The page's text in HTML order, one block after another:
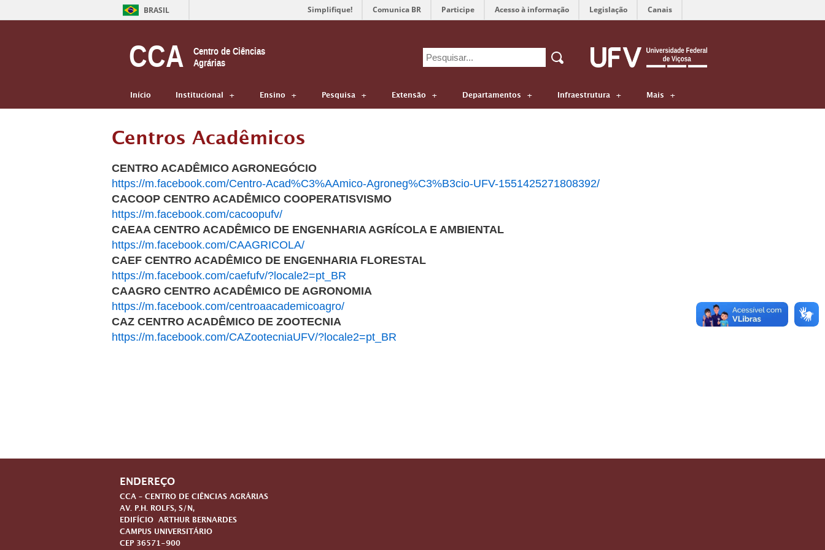
BRASIL Simplifique! Comunica BR Participe Acesso à informação Legislação Canais
CCA
Centro de Ciências
Agrárias
Search
for:
Início Institucional Ensino Pesquisa Extensão Departamentos Infraestrutura Mais
Centros Acadêmicos
CENTRO ACADÊMICO AGRONEGÓCIO
https://m.facebook.com/Centro-Acad%C3%AAmico-Agroneg%C3%B3cio-UFV-1551425271808392/
CACOOP CENTRO ACADÊMICO COOPERATISVISMO
https://m.facebook.com/cacoopufv/
CAEAA CENTRO ACADÊMICO DE ENGENHARIA AGRÍCOLA E AMBIENTAL
https://m.facebook.com/CAAGRICOLA/
CAEF CENTRO ACADÊMICO DE ENGENHARIA FLORESTAL
https://m.facebook.com/caefufv/?locale2=pt_BR
CAAGRO CENTRO ACADÊMICO DE AGRONOMIA
https://m.facebook.com/centroaacademicoagro/
CAZ CENTRO ACADÊMICO DE ZOOTECNIA
https://m.facebook.com/CAZootecniaUFV/?locale2=pt_BR
ENDEREÇO
CCA – CENTRO DE CIÊNCIAS AGRÁRIAS
AV. P.H. ROLFS, S/N,
EDIFÍCIO ARTHUR BERNARDES
CAMPUS UNIVERSITÁRIO
CEP 36571-900